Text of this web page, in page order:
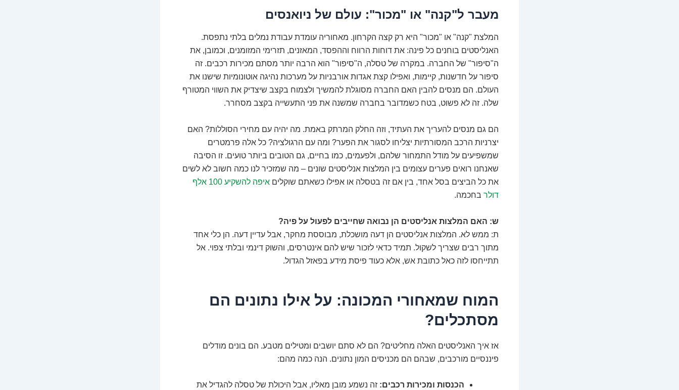
מעבר ל"קנה" או "מכור": עולם של ניואנסים
המלצת "קנה" או "מכור" היא רק קצה הקרחון. מאחוריה עומדת עבודת נמלים בלתי נתפסת.
האנליסטים בוחנים כל פינה: את דוחות הרווח וההפסד, המאזנים, תזרימי המזומנים, וכמובן, את
ה"סיפור" של החברה. במקרה של טסלה, ה"סיפור" הוא הרבה יותר מסתם מכירות רכבים. זה
סיפור על חדשנות, קיימות, ואפילו קצת אגדות אורבניות על מערכות נהיגה אוטונומיות שישנו את
העולם. הם מנסים להבין האם החברה מסוגלת להמשיך ולצמוח בקצב שיצדיק את השווי המטורף
שלה. זה לא פשוט, בטח כשמדובר בחברה שמשנה את פני התעשייה בקצב מסחרר.
הם גם מנסים להעריך את העתיד, וזה החלק המרתק באמת. מה יהיה עם מחירי הסוללות? האם
יצרניות הרכב המסורתיות יצליחו לסגור את הפער? ומה עם הרגולציה? כל אלה פרמטרים
שמשפיעים על מודל התמחור שלהם, ולפעמים, כמו בחיים, גם הטובים ביותר טועים. זו הסיבה
שאנחנו רואים פערים עצומים בין המלצות אנליסטים שונים – מה שמזכיר לנו כמה חשוב לא לשים
את כל הביצים בסל אחד, בין אם זה בטסלה או אפילו כשאתם שוקלים
איפה להשקיע 100 אלף
דולר בחכמה.
ש: האם המלצות אנליסטים הן נבואה שחייבים לפעול על פיה?
ת: ממש לא. המלצות אנליסטים הן דעה מושכלת, מבוססת מחקר, אבל עדיין דעה. הן כלי אחד
מתוך רבים שצריך לשקול. תמיד כדאי לזכור שיש להם אינטרסים, והשוק דינמי ובלתי צפוי. אל
תתייחסו לזה כאל כתובת אש, אלא כעוד פיסת מידע בפאזל הגדול.
המוח שמאחורי המכונה: על אילו נתונים הם
מסתכלים?
אז איך האנליסטים האלה מחליטים? הם לא סתם יושבים ומטילים מטבע. הם בונים מודלים
פיננסיים מורכבים, שבהם הם מכניסים המון נתונים. הנה כמה מהם:
הכנסות ומכירות רכבים: זה נשמע מובן מאליו, אבל היכולת של טסלה להגדיל את